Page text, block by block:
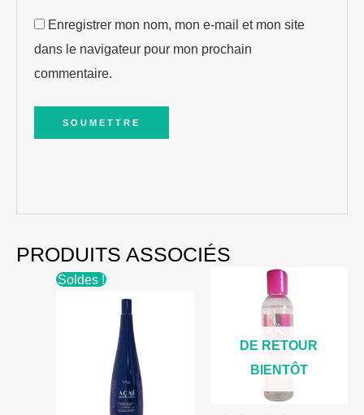
Enregistrer mon nom, mon e-mail et mon site
dans le navigateur pour mon prochain
commentaire.
PRODUITS ASSOCIÉS
Soldes !
DE RETOUR
BIENTÔT